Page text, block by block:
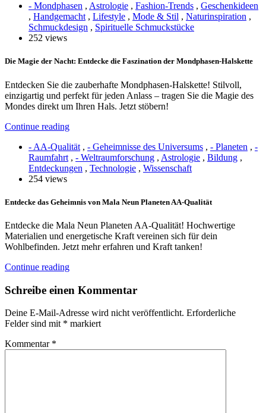
- Mondphasen , Astrologie , Fashion-Trends , Geschenkideen
, Handgemacht , Lifestyle , Mode & Stil , Naturinspiration ,
Schmuckdesign , Spirituelle Schmuckstücke
252 views
Die Magie der Nacht: Entdecke die Faszination der Mondphasen-Halskette
Entdecken Sie die zauberhafte Mondphasen-Halskette! Stilvoll,
einzigartig und perfekt für jeden Anlass – tragen Sie die Magie des
Mondes direkt um Ihren Hals. Jetzt stöbern!
Continue reading
- AA-Qualität , - Geheimnisse des Universums , - Planeten , -
Raumfahrt , - Weltraumforschung , Astrologie , Bildung ,
Entdeckungen , Technologie , Wissenschaft
254 views
Entdecke das Geheimnis von Mala Neun Planeten AA-Qualität
Entdecke die Mala Neun Planeten AA-Qualität! Hochwertige
Materialien und energetische Kraft vereinen sich für dein
Wohlbefinden. Jetzt mehr erfahren und Kraft tanken!
Continue reading
Schreibe einen Kommentar
Deine E-Mail-Adresse wird nicht veröffentlicht. Erforderliche
Felder sind mit * markiert
Kommentar *